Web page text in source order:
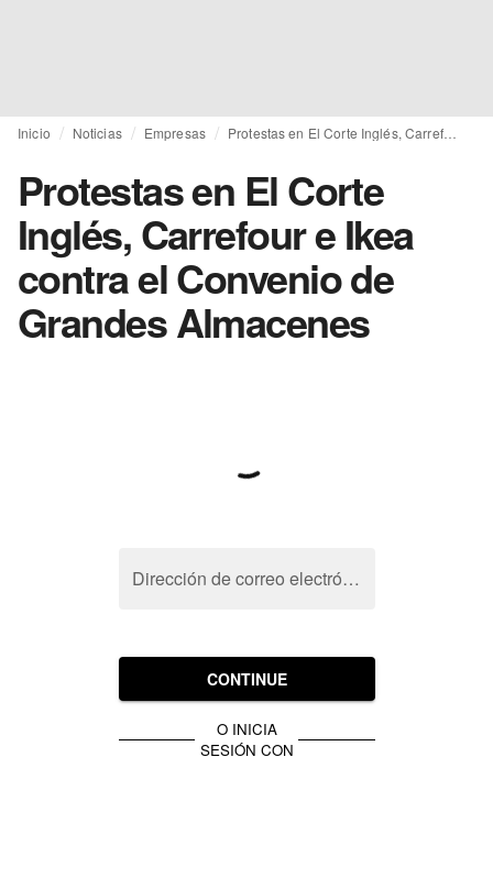
Inicio Noticias Empresas Protestas en El Corte Inglés, Carrefour e Ikea contra el Convenio de Grandes Almacenes
Protestas en El Corte
Inglés, Carrefour e Ikea
contra el Convenio de
Grandes Almacenes
Dirección de correo electrónico
CONTINUE
O INICIA
SESIÓN CON